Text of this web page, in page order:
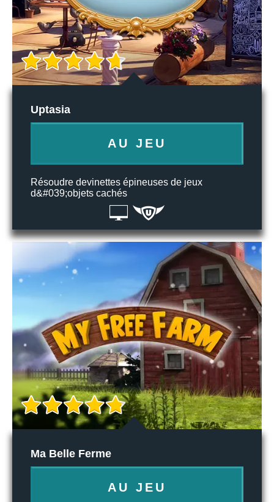
Uptasia
AU JEU
Résoudre devinettes épineuses de jeux
d&#039;objets cachés
Ma Belle Ferme
AU JEU